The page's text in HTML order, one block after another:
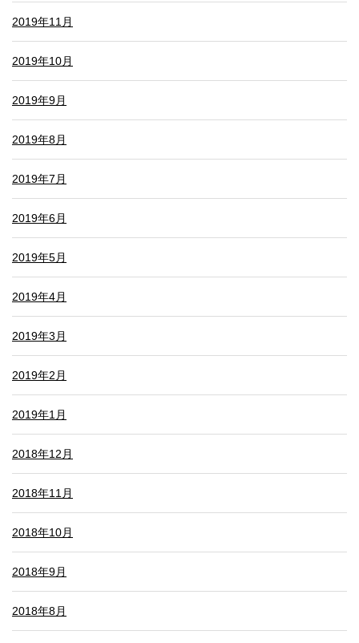
2019年11月
2019年10月
2019年9月
2019年8月
2019年7月
2019年6月
2019年5月
2019年4月
2019年3月
2019年2月
2019年1月
2018年12月
2018年11月
2018年10月
2018年9月
2018年8月